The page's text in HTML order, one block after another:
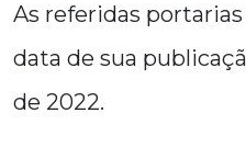
As referidas portarias
data de sua
de 2022.